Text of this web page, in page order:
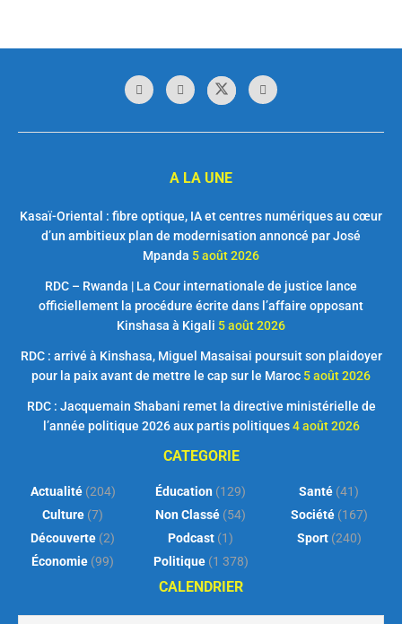
A LA UNE
Kasaï-Oriental : fibre optique, IA et centres numériques au cœur
d’un ambitieux plan de modernisation annoncé par José
Mpanda 5 août 2026
RDC – Rwanda | La Cour internationale de justice lance
officiellement la procédure écrite dans l’affaire opposant
Kinshasa à Kigali 5 août 2026
RDC : arrivé à Kinshasa, Miguel Masaisai poursuit son plaidoyer
pour la paix avant de mettre le cap sur le Maroc 5 août 2026
RDC : Jacquemain Shabani remet la directive ministérielle de
l’année politique 2026 aux partis politiques 4 août 2026
CATEGORIE
Actualité(204)
Culture (7)
Découverte (2)
Économie (99)
Éducation (129)
Non Classé (54)
Podcast (1)
Politique(1 378)
Santé (41)
Société(167)
Sport(240)
CALENDRIER